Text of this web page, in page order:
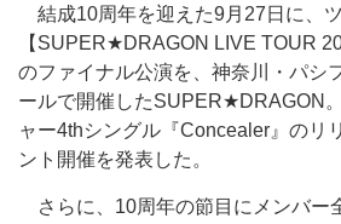
結成10周年を迎えた9月27日に、
【SUPER★DRAGON LIVE TOUR
のファイナル公演を、神奈川・パシ
ールで開催したSUPER★DRAGON
ャー4thシングル『Concealer』のリ
ント開催を発表した。
さらに、10周年の節目にメンバー